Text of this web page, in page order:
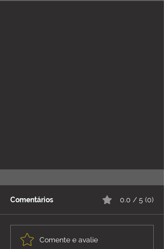
Comentários 0.0 / 5 (0)
Comente e avalie